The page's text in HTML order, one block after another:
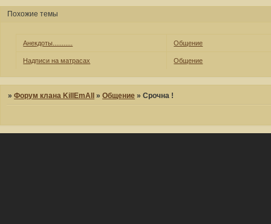
Похожие темы
Анекдоты........... Общение
Надписи на матрасах Общение
»Форум клана KillEmAll »Общение »Срочна !